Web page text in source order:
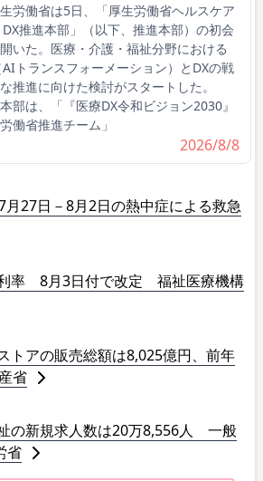
労働省は5日、「厚生労働省ヘルスケア
DX推進本部」（以下、推進本部）の初会
いた。医療・介護・福祉分野における
AIトランスフォーメーション）とDXの戦
推進に向けた検討がスタートした。
部は、「『医療DX令和ビジョン2030』
働省推進チーム」
2026/8/8
月27日－8月2日の熱中症による救急
利率 8月3日付で改定 福祉医療機構
トアの販売総額は8,025億円、前年
省
祉の新規求人数は20万8,556人 一般
省